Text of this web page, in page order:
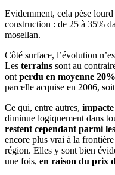
Evidemment, cela pèse
construction : de 25 à 35%
mosellan.
Côté surface, l’évolution
Les terrains sont au
ont perdu en moyenne
parcelle acquise en 2006,
Ce qui, entre autres, impacte
diminue logiquement dans
restent cependant parmi
encore plus vrai à la
région. Elles y sont bien
une fois, en raison du prix